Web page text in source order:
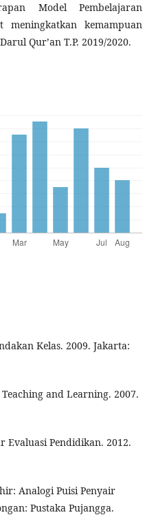
Model Pembelajaran
kemampuan
Qur’an T.P. 2019/2020.
Kelas. 2009. Jakarta:
and Learning. 2007.
Evaluasi Pendidikan. 2012.
Analogi Puisi Penyair
Pustaka Pujangga.